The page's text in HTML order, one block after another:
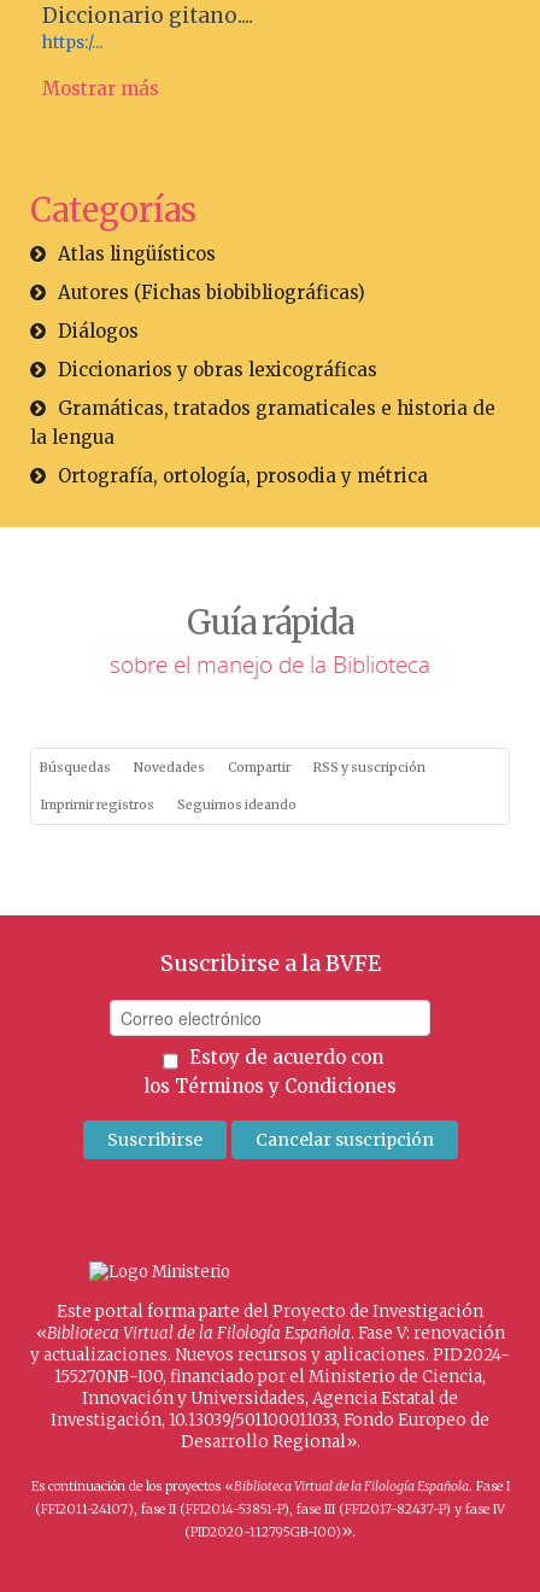
Diccionario gitano....
https:/...
Mostrar más
Categorías
Atlas lingüísticos
Autores (Fichas biobibliográficas)
Diálogos
Diccionarios y obras lexicográficas
Gramáticas, tratados gramaticales e historia de
la lengua
Ortografía, ortología, prosodia y métrica
Guía rápida
sobre el manejo de la Biblioteca
Búsquedas Novedades Compartir RSS y suscripción
Imprimir registros Seguimos ideando
Suscribirse a la BVFE
Estoy de acuerdo con
los Términos y Condiciones
Este portal forma parte del Proyecto de Investigación
«Biblioteca Virtual de la Filología Española. Fase V: renovación
y actualizaciones. Nuevos recursos y aplicaciones. PID2024-
155270NB-I00, financiado por el Ministerio de Ciencia,
Innovación y Universidades, Agencia Estatal de
Investigación, 10.13039/501100011033, Fondo Europeo de
Desarrollo Regional».
Es continuación de los proyectos «Biblioteca Virtual de la Filología Española. Fase I
(FFI2011-24107), fase II (FFI2014-53851-P), fase III (FFI2017-82437-P) y fase IV
(PID2020-112795GB-I00)».